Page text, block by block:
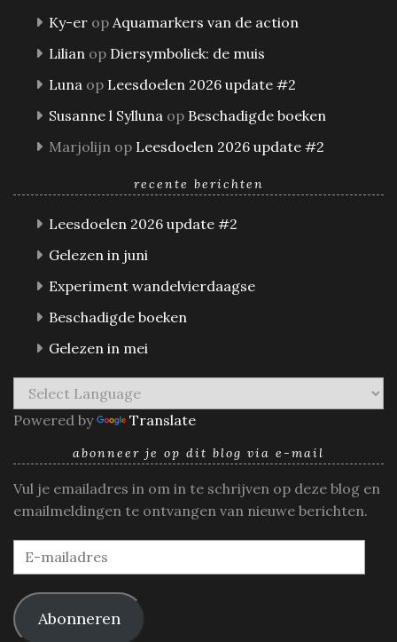
Ky-er op Aquamarkers van de action
Lilian op Diersymboliek: de muis
Luna op Leesdoelen 2026 update #2
Susanne l Sylluna op Beschadigde boeken
Marjolijn op Leesdoelen 2026 update #2
recente berichten
Leesdoelen 2026 update #2
Gelezen in juni
Experiment wandelvierdaagse
Beschadigde boeken
Gelezen in mei
Powered by Translate
abonneer je op dit blog via e-mail
Vul je emailadres in om in te schrijven op deze blog en
emailmeldingen te ontvangen van nieuwe berichten.
E-
mailadres
Abonneren